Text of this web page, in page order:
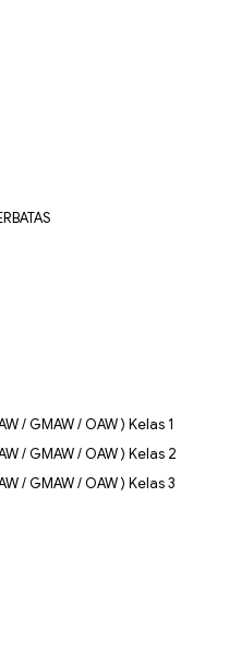
/ GMAW / OAW ) Kelas 1
/ GMAW / OAW ) Kelas 2
/ GMAW / OAW ) Kelas 3